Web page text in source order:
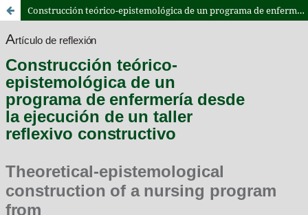
Construcción teórico-epistemológica de un programa de enfermería desde la ejecución de un taller reflexivo constructivo